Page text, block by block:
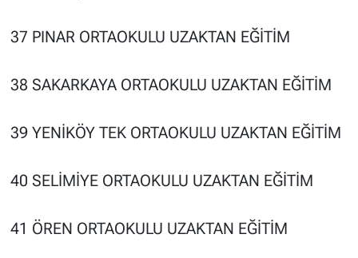
37 PINAR ORTAOKULU UZAKTAN EĞİTİM
38 SAKARKAYA ORTAOKULU UZAKTAN EĞİTİM
39 YENİKÖY TEK ORTAOKULU UZAKTAN EĞİTİM
40 SELİMİYE ORTAOKULU UZAKTAN EĞİTİM
41 ÖREN ORTAOKULU UZAKTAN EĞİTİM